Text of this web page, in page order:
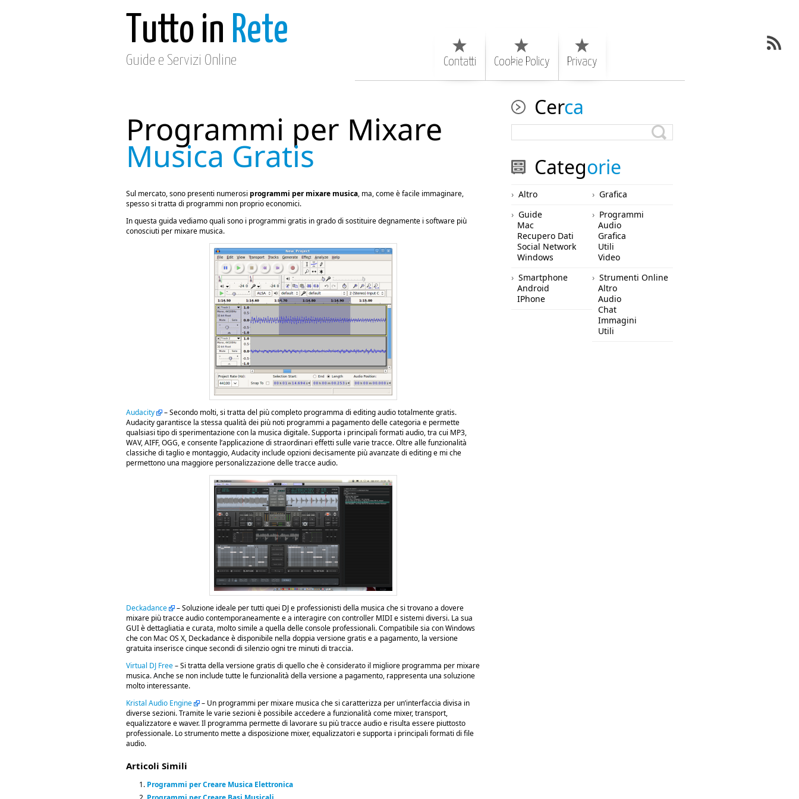
Tutto in Rete
Guide e Servizi Online Contatti Cookie Policy Privacy
Programmi per Mixare
Musica Gratis
Sul mercato, sono presenti numerosi programmi per mixare musica, ma, come è facile immaginare,
spesso si tratta di programmi non proprio economici.
In questa guida vediamo quali sono i programmi gratis in grado di sostituire degnamente i software più
conosciuti per mixare musica.
Audacity
– Secondo molti, si tratta del più completo programma di editing audio totalmente gratis.
Audacity garantisce la stessa qualità dei più noti programmi a pagamento delle categoria e permette
qualsiasi tipo di sperimentazione con la musica digitale. Supporta i principali formati audio, tra cui MP3,
WAV, AIFF, OGG, e consente l’applicazione di straordinari effetti sulle varie tracce. Oltre alle funzionalità
classiche di taglio e montaggio, Audacity include opzioni decisamente più avanzate di editing e mi che
permettono una maggiore personalizzazione delle tracce audio.
Deckadance
– Soluzione ideale per tutti quei DJ e professionisti della musica che si trovano a dovere
mixare più tracce audio contemporaneamente e a interagire con controller MIDI e sistemi diversi. La sua
GUI è dettagliatia e curata, molto simile a quella delle console professionali. Compatibile sia con Windows
che con Mac OS X, Deckadance è disponibile nella doppia versione gratis e a pagamento, la versione
gratuita inserisce cinque secondi di silenzio ogni tre minuti di traccia.
Virtual DJ Free– Si tratta della versione gratis di quello che è considerato il migliore programma per mixare
musica. Anche se non include tutte le funzionalità della versione a pagamento, rappresenta una soluzione
molto interessante.
Kristal Audio Engine
– Un programmi per mixare musica che si caratterizza per un’interfaccia divisa in
diverse sezioni. Tramite le varie sezioni è possibile accedere a funzionalità come mixer, transport,
equalizzatore e waver. Il programma permette di lavorare su più tracce audio e risulta essere piuttosto
professionale. Lo strumento mette a disposizione mixer, equalizzatori e supporta i principali formati di file
audio.
Articoli Simili
Programmi per Creare Musica Elettronica
Cerca
Categorie
Altro
Grafica
Guide
Mac
Recupero Dati
Social Network
Windows
Programmi
Audio
Grafica
Utili
Video
Smartphone
Android
IPhone
Strumenti Online
Altro
Audio
Chat
Immagini
Utili